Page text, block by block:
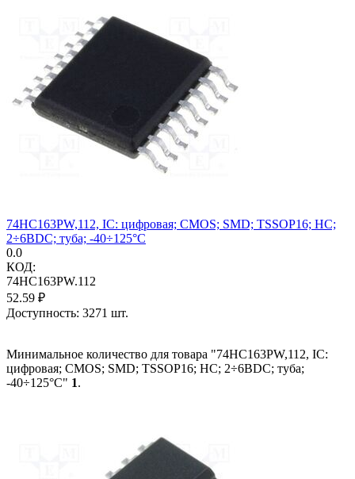
74HC163PW,112, IC: цифровая; CMOS; SMD; TSSOP16; HC;
2÷6ВDC; туба; -40÷125°C
0.0
КОД:
74HC163PW.112
52.59 ₽
Доступность: 3271 шт.
Минимальное количество для товара "74HC163PW,112, IC:
цифровая; CMOS; SMD; TSSOP16; HC; 2÷6ВDC; туба;
-40÷125°C" 1.